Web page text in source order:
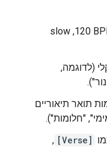
: הגדרת הטמפו (לדוגמה, ‎120 BPM,‏ slow
(לדוגמה,
תואר תיאוריים
"חלומות").
[Verse]
, ‏